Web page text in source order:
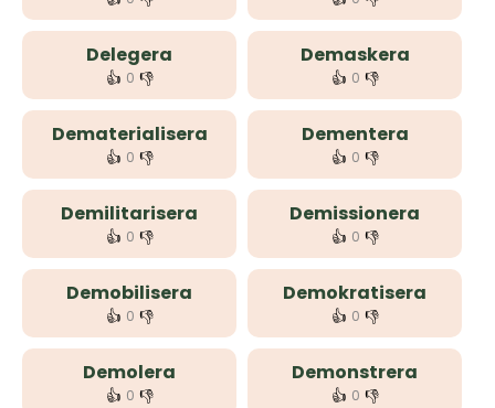
Delegera
👍 0 👎
Demaskera
👍 0 👎
Dematerialisera
👍 0 👎
Dementera
👍 0 👎
Demilitarisera
👍 0 👎
Demissionera
👍 0 👎
Demobilisera
👍 0 👎
Demokratisera
👍 0 👎
Demolera
👍 0 👎
Demonstrera
👍 0 👎